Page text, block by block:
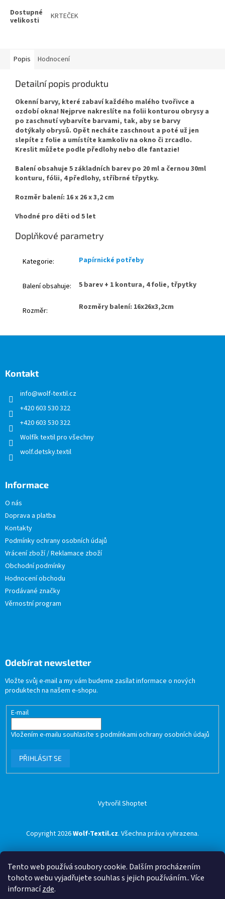
Tento web používá soubory cookie. Dalším procházením
tohoto webu vyjadřujete souhlas s jejich používáním.. Více
informacízde.
KRTEČEK
Popis Hodnocení
Detailní popis produktu
Okenní barvy, které zabaví každého malého tvořivce a
ozdobí okna! Nejprve nakreslíte na folii konturou obrysy a
po zaschnutí vybarvíte barvami, tak, aby se barvy
dotýkaly obrysů. Opět necháte zaschnout a poté už jen
slepíte z folie a umístíte kamkoliv na okno či zrcadlo.
Kreslit můžete podle předlohy nebo dle fantazie!
Balení obsahuje 5 základních barev po 20 ml a černou 30ml
konturu, fólii, 4 předlohy, stříbrné třpytky.
Rozměr balení: 16 x 26 x 3,2 cm
Vhodné pro děti od 5 let
Doplňkové parametry
Kategorie: Papírnické potřeby
Balení obsahuje: 5 barev + 1 kontura, 4 folie, třpytky
Rozměr: Rozměry balení: 16x26x3,2cm
Kontakt
info@wolf-textil.cz
+420 603 530 322
+420 603 530 322
Wolfík textil pro všechny
wolf.detsky.textil
Informace
O nás
Doprava a platba
Kontakty
Podmínky ochrany osobních údajů
Vrácení zboží / Reklamace zboží
Obchodní podmínky
Hodnocení obchodu
Prodávané značky
Věrnostní program
Odebírat newsletter
Vložte svůj e-mail a my vám budeme zasílat informace o nových
produktech na našem e-shopu.
E-mail
Vložením e-mailu souhlasíte s podmínkami ochrany osobních údajů
PŘIHLÁSIT SE
Vytvořil Shoptet
Copyright 2026Wolf-Textil.cz. Všechna práva vyhrazena.